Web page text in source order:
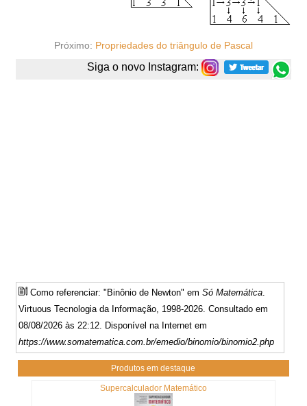
Próximo: Propriedades do triângulo de Pascal
Siga o novo Instagram:
Como referenciar: "Binônio de Newton" emSó Matemática
Virtuous Tecnologia da Informação, 1998-2026. Consultado em
08/08/2026 às 22:12. Disponível na Internet em
https://www.somatematica.com.br/emedio/binomio/binomio2.php
Produtos em destaque
Supercalculador Matemático